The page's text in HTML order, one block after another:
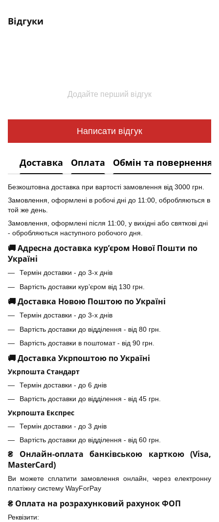
Відгуки
Додайте перший відгук
Написати відгук
Доставка Оплата Обмін та повернення
Безкоштовна доставка при вартості замовлення від 3000 грн.
Замовлення, оформлені в робочі дні до 11:00, обробляються в
той же день.
Замовлення, оформлені після 11:00, у вихідні або святкові дні
- обробляються наступного робочого дня.
🚚 Адресна доставка кур’єром Нової Пошти по
Україні
Термін доставки - до 3-х днів
Вартість доставки кур’єром від 130 грн.
🚚 Доставка Новою Поштою по Україні
Термін доставки - до 3-х днів
Вартість доставки до відділення - від 80 грн.
Вартість доставки в поштомат - від 90 грн.
🚚 Доставка Укрпоштою по Україні
Укрпошта Стандарт
Термін доставки - до 6 днів
Вартість доставки до відділення - від 45 грн.
Укрпошта Експрес
Термін доставки - до 3 днів
Вартість доставки до відділення - від 60 грн.
₴ Онлайн-оплата банківською карткою (Visa,
MasterCard)
Ви можете сплатити замовлення онлайн, через електронну
платіжну систему WayForPay
₴ Оплата на розрахунковий рахунок ФОП
Реквізити: